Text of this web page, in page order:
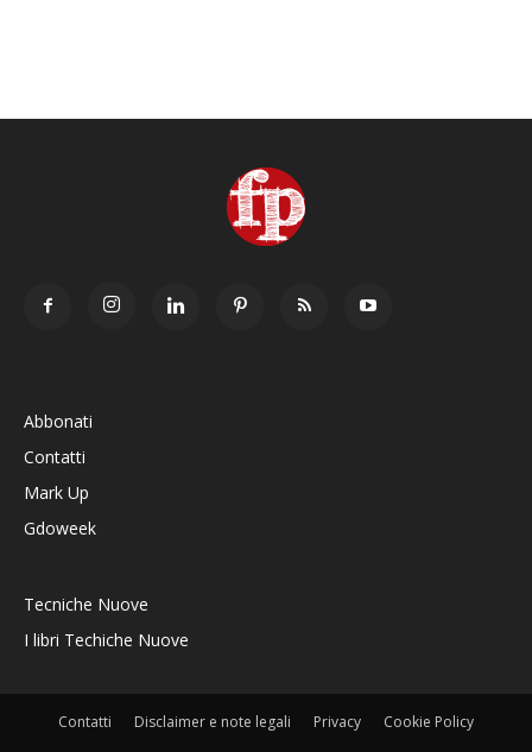
Abbonati
Contatti
Mark Up
Gdoweek
Tecniche Nuove
I libri Techiche Nuove
Contatti Disclaimer e note legali Privacy Cookie Policy